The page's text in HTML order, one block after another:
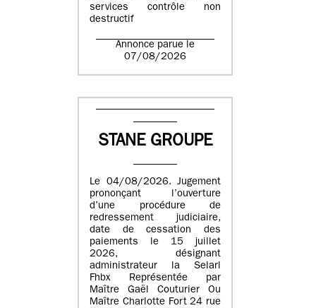
services contrôle non
destructif
Annonce parue le
07/08/2026
STANE GROUPE
Le 04/08/2026. Jugement
prononçant l’ouverture
d’une procédure de
redressement judiciaire,
date de cessation des
paiements le 15 juillet
2026, désignant
administrateur la Selarl
Fhbx Représentée par
Maître Gaël Couturier Ou
Maître Charlotte Fort 24 rue